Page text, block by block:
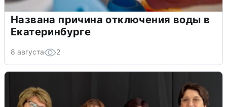
Названа причина отключения воды в
Екатеринбурге
8 августа 2